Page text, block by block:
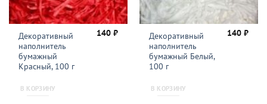
Декоративный
наполнитель
бумажный
Красный, 100 г
140 ₽
В КОРЗИНУ
Декоративный
наполнитель
бумажный Белый,
100 г
140 ₽
В КОРЗИНУ